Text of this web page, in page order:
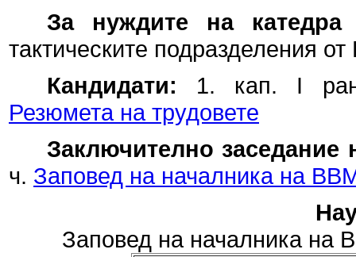
За нуждите на
тактическите подразделения
Кандидати: 1. кап. І
Резюмета на трудовете
Заключително
ч. Заповед на началника на
Заповед на началника на